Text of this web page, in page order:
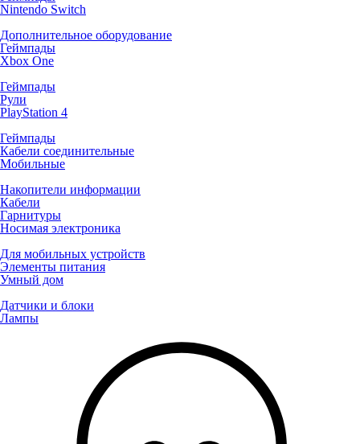
Nintendo Switch
Дополнительное оборудование
Геймпады
Xbox One
Геймпады
Рули
PlayStation 4
Геймпады
Кабели соединительные
Мобильные
Накопители информации
Кабели
Гарнитуры
Носимая электроника
Для мобильных устройств
Элементы питания
Умный дом
Датчики и блоки
Лампы